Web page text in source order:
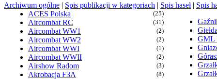
Archiwum ogólne | Spis publikacji w kategoriach | Spis haseł| Spis
ACES Polska
(25)
Aircombat RC (31)
Aircombat WW1 (2)
Aircombat WW2 (2)
Aircombat WWI (1)
Aircombat WWII (2)
Airshow Radom (3)
Akrobacja F3A (8)
GML